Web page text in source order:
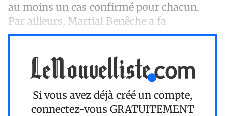
au moins un cas confirmé pour chacun.
Par ailleurs, Martial Benêche a fa
Si vous avez déjà créé un compte,
connectez-vous GRATUITEMENT